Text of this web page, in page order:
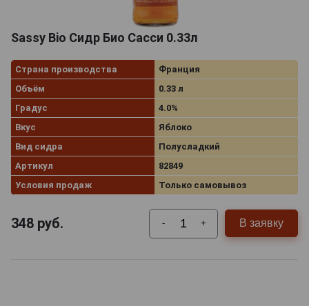
Sassy Bio Сидр Био Сасси 0.33л
Страна производства
Франция
Объём
0.33 л
Градус
4.0%
Вкус
Яблоко
Вид сидра
Полусладкий
Артикул
82849
Условия продаж
Только самовывоз
348 руб. - + В заявку